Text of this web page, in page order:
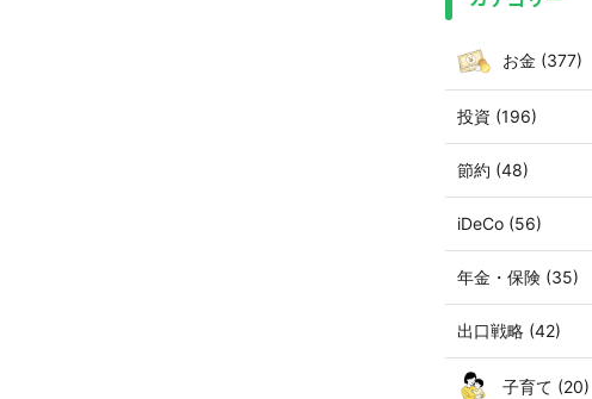
お金 (377)
投資 (196)
節約 (48)
iDeCo (56)
年金・保険 (35)
出口戦略 (42)
子育て (20)